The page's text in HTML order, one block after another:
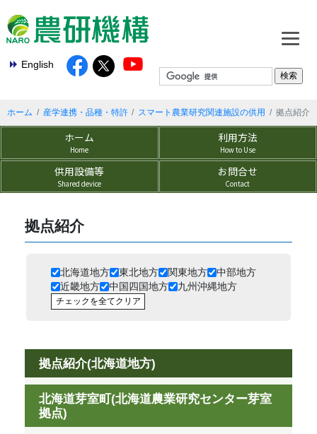
English
ホーム 産学連携・品種・特許 スマート農業研究関連施設の供用 拠点紹介
ホーム
Home
利用方法
How to Use
供用設備等
Shared device
お問合せ
Contact
拠点紹介
北海道地方 東北地方 関東地方
中部地方
近畿地方
中国四国地方 九州沖縄地方​
チェックを全てクリア
拠点紹介(北海道地方)​
北海道芽室町(北海道農業研究センター芽室
拠点)​